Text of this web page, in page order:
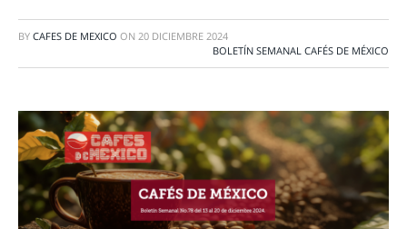
BY CAFES DE MEXICO ON 20 DICIEMBRE 2024
BOLETÍN SEMANAL CAFÉS DE MÉXICO